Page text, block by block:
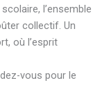
l’ensemble
collectif. Un
où l’esprit
vous pour le